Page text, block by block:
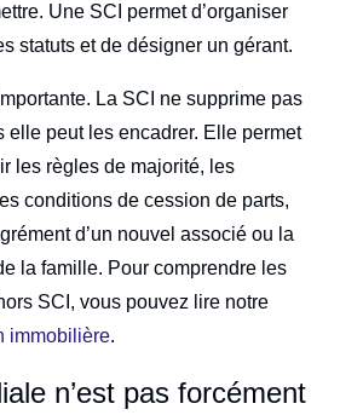
Une SCI permet d’organiser
statuts et de désigner un gérant.
La SCI ne supprime pas
elle peut les encadrer. Elle permet
les règles de majorité, les
conditions de cession de parts,
d’un nouvel associé ou la
la famille. Pour comprendre les
SCI, vous pouvez lire notre
immobilière.
n’est pas forcément